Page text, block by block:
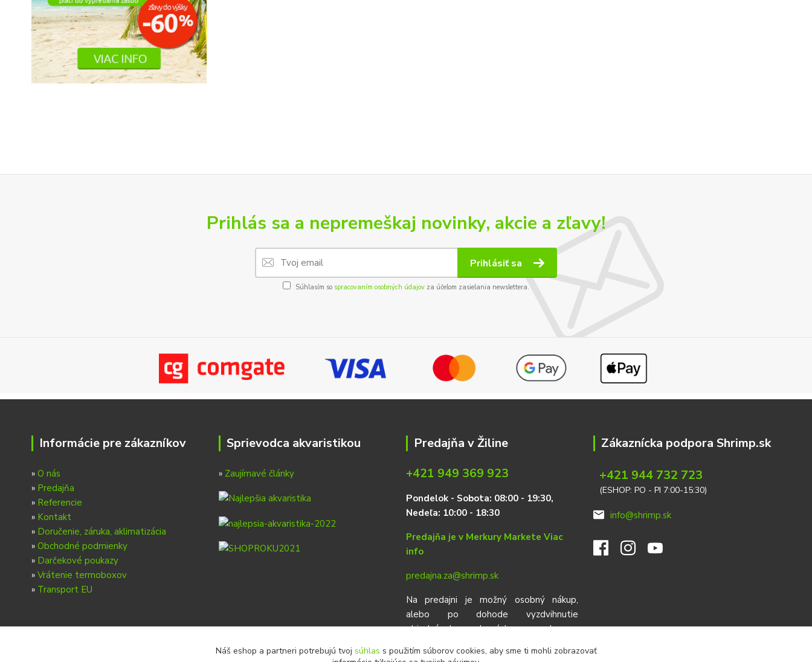
Prihlás sa a nepremeškaj novinky, akcie a zľavy!
Prihlásiť sa
Súhlasím so spracovaním osobných údajov za účelom zasielania newslettera.
Informácie pre zákazníkov
» O nás
» Predajňa
» Referencie
» Kontakt
» Doručenie, záruka, aklimatizácia
» Obchodné podmienky
» Darčekové poukazy
» Vrátenie termoboxov
» Transport EU
Sprievodca akvaristikou
» Zaujímavé články
Predajňa v Žiline
+421 949 369 923
Pondelok - Sobota: 08:00 - 19:30,
Nedeľa: 10:00 - 18:30
Predajňa je v Merkury Markete Viac
info
predajna.za@shrimp.sk
Na predajni je možný osobný nákup,
alebo po dohode vyzdvihnutie
objednávok urobených vopred cez
Zákaznícka podpora Shrimp.sk
+421 944 732 723
(ESHOP: PO - PI 7:00-15:30)
info@shrimp.sk
Náš eshop a partneri potrebujú tvoj súhlas s použitím súborov cookies, aby sme ti mohli zobrazovať